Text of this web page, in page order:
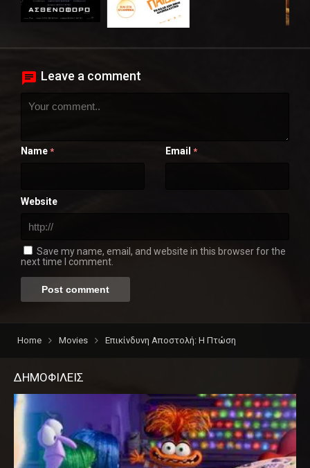
Leave a comment
Name * Email *
Website
Save my name, email, and website in this browser for the
next time I comment.
Home Movies Επικίνδυνη Αποστολή: Η Πτώση
ΔΗΜΟΦΙΛΕΙΣ